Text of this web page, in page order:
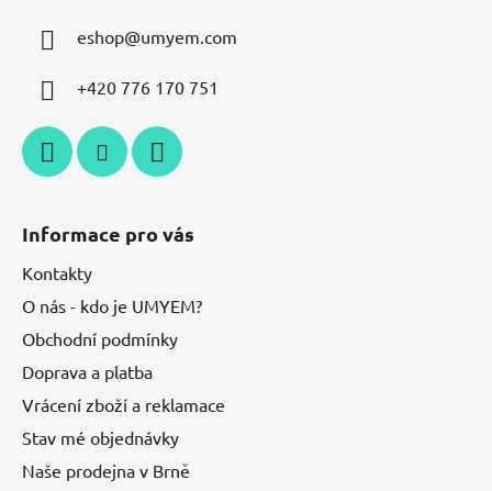
eshop@umyem.com
+420 776 170 751
Informace pro vás
Kontakty
O nás - kdo je UMYEM?
Obchodní podmínky
Doprava a platba
Vrácení zboží a reklamace
Stav mé objednávky
Naše prodejna v Brně